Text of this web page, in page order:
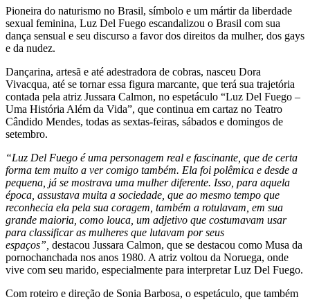
Pioneira do naturismo no Brasil, símbolo e um mártir da liberdade
sexual feminina, Luz Del Fuego escandalizou o Brasil com sua
dança sensual e seu discurso a favor dos direitos da mulher, dos gays
e da nudez.
Dançarina, artesã e até adestradora de cobras, nasceu Dora
Vivacqua, até se tornar essa figura marcante, que terá sua trajetória
contada pela atriz Jussara Calmon, no espetáculo “Luz Del Fuego –
Uma História Além da Vida”, que continua em cartaz no Teatro
Cândido Mendes, todas as sextas-feiras, sábados e domingos de
setembro.
“Luz Del Fuego é uma personagem real e fascinante, que de certa
forma tem muito a ver comigo também. Ela foi polêmica e desde a
pequena, já se mostrava uma mulher diferente. Isso, para aquela
época, assustava muita a sociedade, que ao mesmo tempo que
reconhecia ela pela sua coragem, também a rotulavam, em sua
grande maioria, como louca, um adjetivo que costumavam usar
para classificar as mulheres que lutavam por seus
espaços”, destacou Jussara Calmon, que se destacou como Musa da
pornochanchada nos anos 1980. A atriz voltou da Noruega, onde
vive com seu marido, especialmente para interpretar Luz Del Fuego.
Com roteiro e direção de Sonia Barbosa, o espetáculo, que também